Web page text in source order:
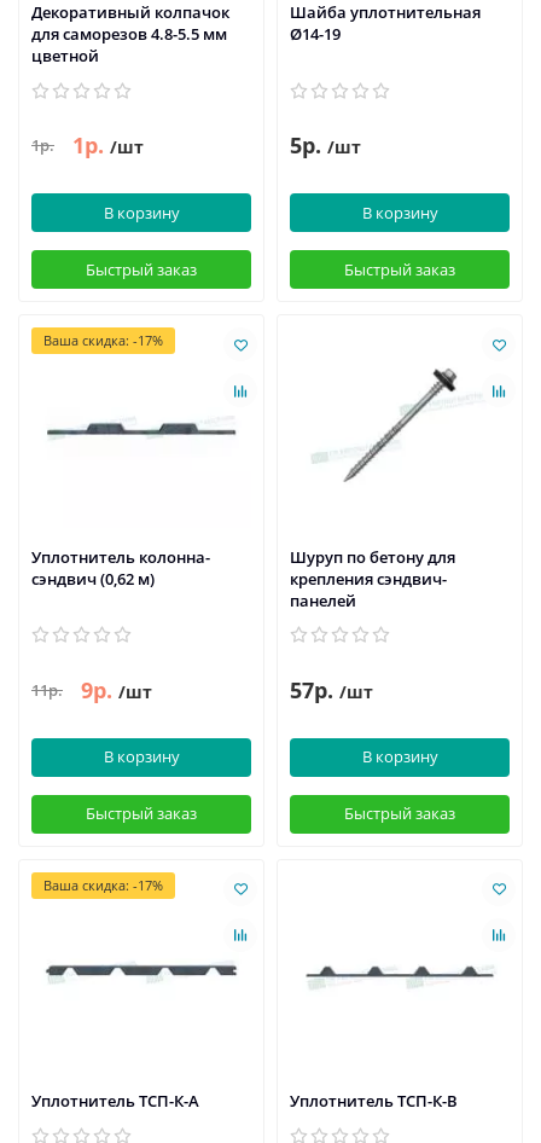
Декоративный колпачок
для саморезов 4.8-5.5 мм
цветной
1р. 1р. /шт
В корзину
Быстрый заказ
Шайба уплотнительная
Ø14-19
5р. /шт
В корзину
Быстрый заказ
Ваша скидка: -17%
Уплотнитель колонна-
сэндвич (0,62 м)
11р. 9р. /шт
В корзину
Быстрый заказ
Шуруп по бетону для
крепления сэндвич-
панелей
57р. /шт
В корзину
Быстрый заказ
Ваша скидка: -17%
Уплотнитель ТСП-К-А Уплотнитель ТСП-К-В